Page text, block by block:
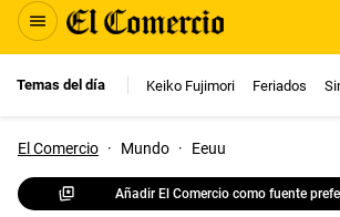
Temas del día Keiko Fujimori Feriados
El Comercio · Mundo · Eeuu
Añadir El Comercio como fuente